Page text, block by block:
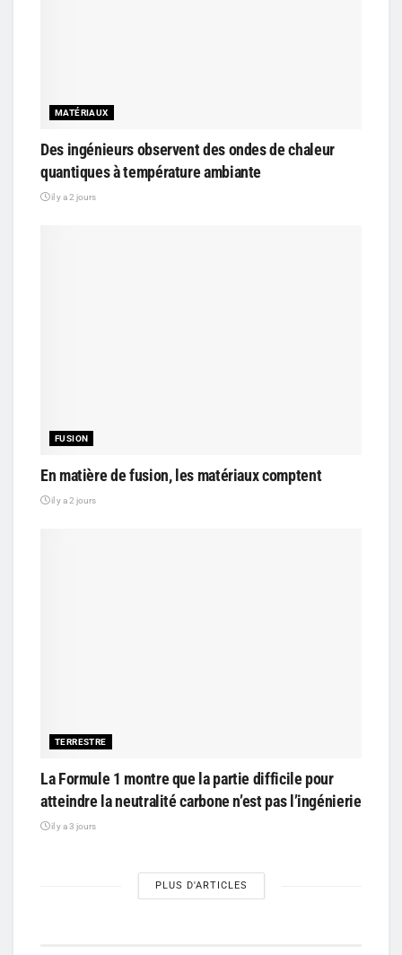
MATÉRIAUX
Des ingénieurs observent des ondes de chaleur
quantiques à température ambiante
il y a 2 jours
FUSION
En matière de fusion, les matériaux comptent
il y a 2 jours
TERRESTRE
La Formule 1 montre que la partie difficile pour
atteindre la neutralité carbone n’est pas l’ingénierie
il y a 3 jours
PLUS D'ARTICLES